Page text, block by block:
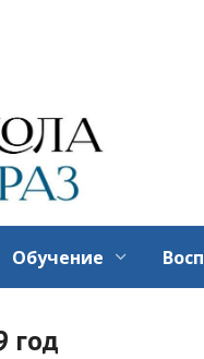
Обучение
год